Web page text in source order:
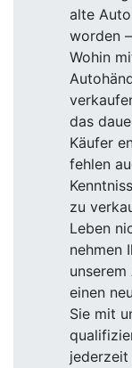
alte
worden
Wohin
das
Käufer
fehlen
zu
Leben
nehmen
einen
Sie mit
jederzeit